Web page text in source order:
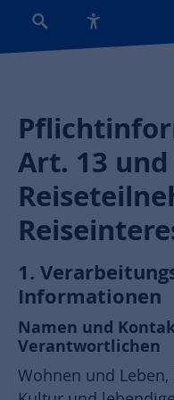
Art. 13 und
1.
Informationen
Namen und
Verantwortlichen
Wohnen und